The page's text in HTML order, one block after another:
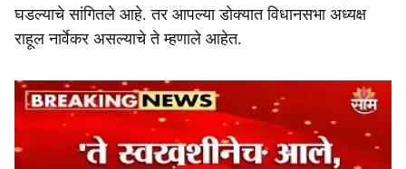
घडल्याचे सांगितले आहे. तर आपल्या डोक्यात विधानसभा अध्यक्ष
राहूल नार्वेकर असल्याचे ते म्हणाले आहेत.